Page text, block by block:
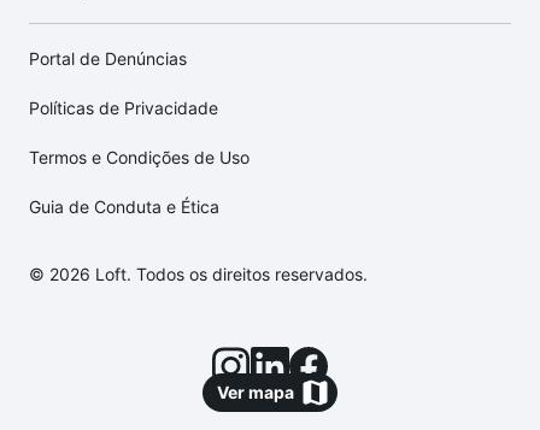
Ver mapa
Portal de Denúncias
Políticas de Privacidade
Termos e Condições de Uso
Guia de Conduta e Ética
© 2026 Loft. Todos os direitos reservados.